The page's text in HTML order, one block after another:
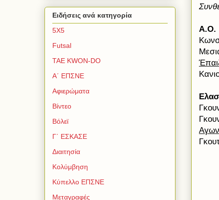
Α.Ο.
Ειδήσεις ανά κατηγορία
5Χ5
Futsal
TAE KWON-DO
Α΄ ΕΠΣΝΕ
Αφιερώματα
Βίντεο
Βόλεϊ
Γ΄ ΕΣΚΑΣΕ
Διαιτησία
Κολύμβηση
Κύπελλο ΕΠΣΝΕ
Μεταγραφές